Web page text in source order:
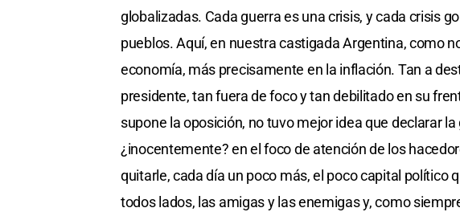
globalizadas. Cada guerra es una crisis, y cada crisis
pueblos. Aquí, en nuestra castigada Argentina, como
economía, más precisamente en la inflación. Tan a
presidente, tan fuera de foco y tan debilitado en su
supone la oposición, no tuvo mejor idea que declarar
¿inocentemente? en el foco de atención de los
quitarle, cada día un poco más, el poco capital político
todos lados, las amigas y las enemigas y, como